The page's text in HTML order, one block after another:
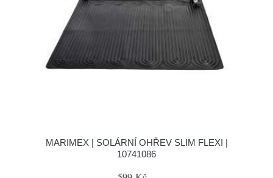
MARIMEX | SOLÁRNÍ OHŘEV SLIM FLEXI |
10741086